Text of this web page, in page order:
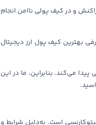
و در کیف پولی ناامن انجام
بهترین کیف پول ارز دیجیتال
می‌کند. بنابراین، ما در این
است‌. به‌دلیل شرایط و